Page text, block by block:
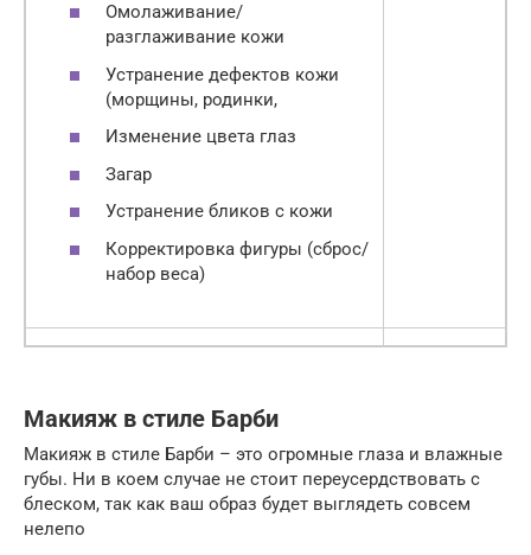
Омолаживание/
разглаживание кожи
Устранение дефектов кожи
(морщины, родинки,
Изменение цвета глаз
Загар
Устранение бликов с кожи
Корректировка фигуры (сброс/
набор веса)
Макияж в стиле Барби
Макияж в стиле Барби – это огромные глаза и влажные
губы. Ни в коем случае не стоит переусердствовать с
блеском, так как ваш образ будет выглядеть совсем
нелепо